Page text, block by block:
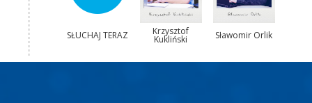
SŁUCHAJ TERAZ Krzysztof
Kukliński Sławomir Orlik